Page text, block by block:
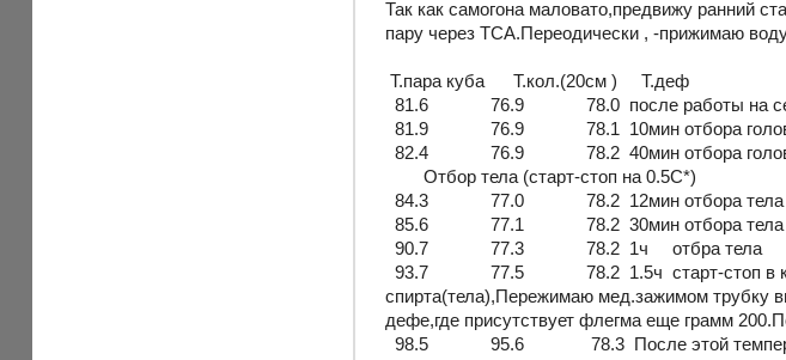
Так как самогона маловато,предвижу ранний
пару через ТСА.Переодически , -прижимаю
Т.пара куба Т.кол.(20см ) Т.деф
81.6 76.9 78.0 после работы на
81.9 76.9 78.1 10мин отбора голов(2
82.4 76.9 78.2 40мин отбора
Отбор тела (старт-стоп на 0.5С*)
84.3 77.0 78.2 12мин отбора тела
85.6 77.1 78.2 30мин отбора тела
90.7 77.3 78.2 1ч отбра тела
93.7 77.5 78.2 1.5ч старт-стоп в кубе
спирта(тела),Пережимаю мед.зажимом трубку
дефе,где присутствует флегма еще грамм
98.5 95.6 78.3 После этой